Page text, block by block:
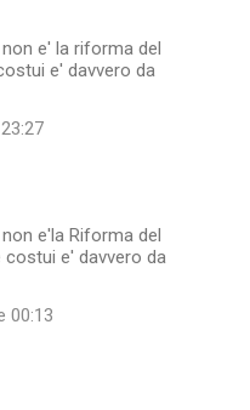
e' la riforma del
e' davvero da
e'la Riforma del
costui e' davvero da
00:13